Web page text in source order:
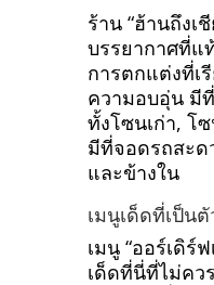
ร้าน “ฮ้านถึงเ
บรรยากาศที่แ
การตกแต่งที่เ
ความอบอุ่น มี
ทั้งโซนเก่า, โ
มีที่จอดรถสะด
และข้างใน
เมนูเด็ดที่เป็น
เมนู “ออร์เดิร์
เด็ดที่นี่ที่ไม่คว